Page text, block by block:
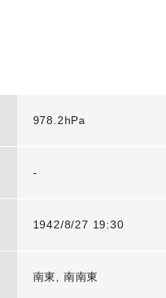
978.2hPa
-
1942/8/27 19:30
南東, 南南東